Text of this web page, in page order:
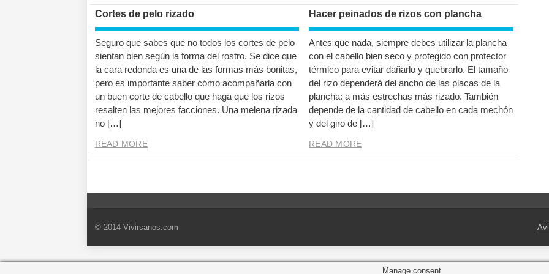
Cortes de pelo rizado
Seguro que sabes que no todos los cortes de pelo
sientan bien según la forma del rostro. Se dice que
la cara redonda es una de las formas más bonitas,
pero es importante saber cómo acompañarla con
un buen corte de cabello que haga que los rizos
resalten las mejores facciones. Una melena rizada
no […]
READ MORE
Hacer peinados de rizos con plancha
Antes que nada, siempre debes utilizar la plancha
con el cabello bien seco y protegido con protector
térmico para evitar dañarlo y quebrarlo. El tamaño
del rizo dependerá del ancho de las placas de la
plancha: a más estrechas más rizado. También
depende de la cantidad de cabello en cada mechón
y del giro de […]
READ MORE
© 2014 Vivirsanos.com
Manage consent